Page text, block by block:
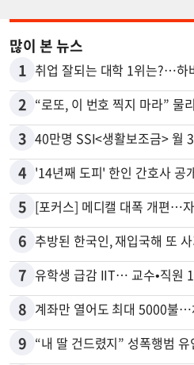
많이 본 뉴스
1 취업 잘되는 대학 1위는?…하
2 “로또, 이 번호 찍지 마라” 물
3 40만명 SSI<생활보조금> 월
4 '14년째 도피' 한인 간호사
5 [포커스] 메디캘 대폭 개편…
6 추방된 한국인, 재입국해 또
7 유학생 급감 IIT… 교수•직원
8 계좌만 열어도 최대 5000불…
9